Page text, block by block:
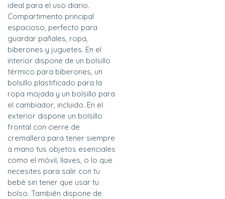
ideal para el uso diario.
Compartimento principal
espacioso, perfecto para
guardar pañales, ropa,
biberones y juguetes. En el
interior dispone de un bolsillo
térmico para biberones, un
bolsillo plastificado para la
ropa mojada y un bolsillo para
el cambiador, incluido. En el
exterior dispone un bolsillo
frontal con cierre de
cremallera para tener siempre
a mano tus objetos esenciales
como el móvil, llaves, o lo que
necesites para salir con tu
bebé sin tener que usar tu
bolso. También dispone de